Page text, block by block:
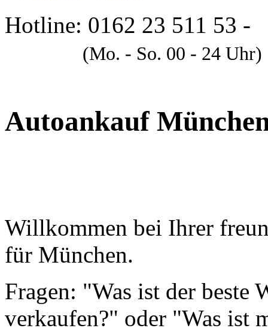
Hotline: 0162 23 511 53 -
(Mo. - So. 00 - 24 Uhr)
Autoankauf
Willkommen bei Ihrer
für München.
Fragen: "Was ist der beste
verkaufen?" oder "Was ist